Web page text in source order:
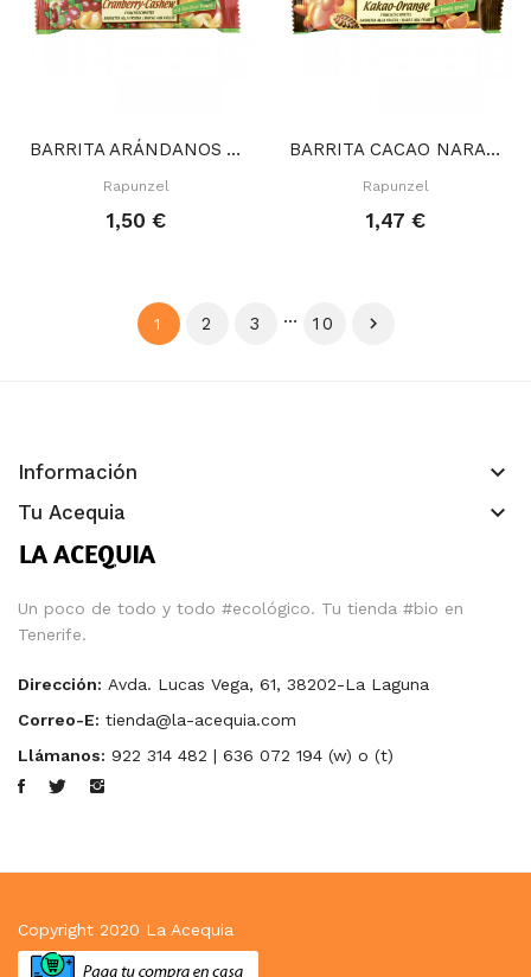
BARRITA ARÁNDANOS ANACARDOS 40 GR
Rapunzel
1,50 €
BARRITA CACAO NARANJA 40 GR
Rapunzel
1,47 €
1 2 3 … 10 
Información keyboard_arrow_down
Tu Acequia keyboard_arrow_down
Un poco de todo y todo #ecológico. Tu tienda #bio en
Tenerife.
Dirección: Avda. Lucas Vega, 61, 38202-La Laguna
Correo-E: tienda@la-acequia.com
Llámanos: 922 314 482 | 636 072 194 (w) o (t)
Copyright 2020 La Acequia